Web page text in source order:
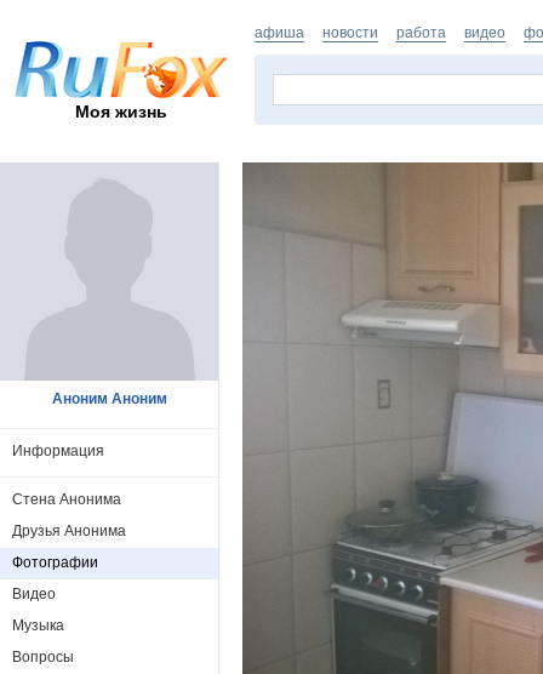
Моя жизнь
афиша новости работа видео
Аноним Аноним
Информация
Стена Анонима
Друзья Анонима
Фотографии
Видео
Музыка
Вопросы